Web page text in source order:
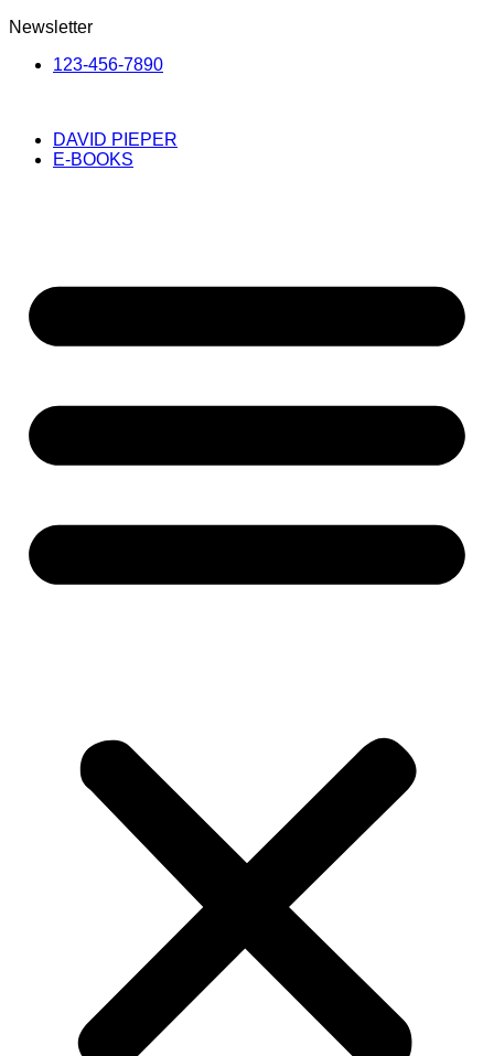
Newsletter
123-456-7890
DAVID PIEPER
E-BOOKS